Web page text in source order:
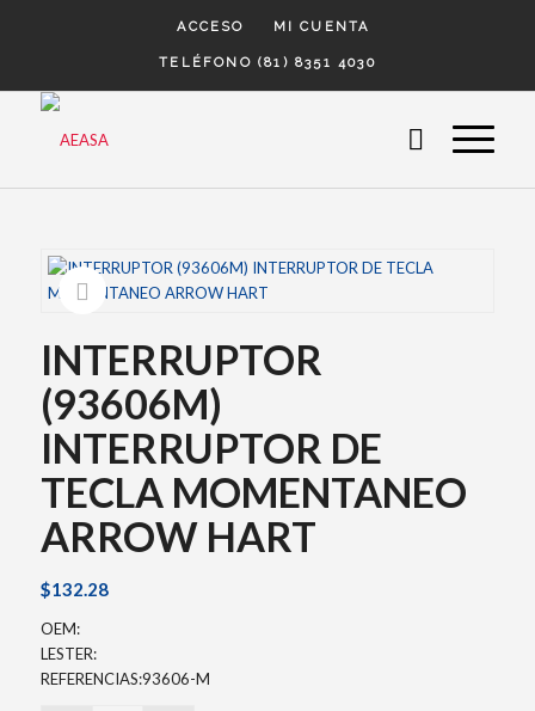
ACCESO MI CUENTA
TELÉFONO (81) 8351 4030
INTERRUPTOR
(93606M)
INTERRUPTOR DE
TECLA MOMENTANEO
ARROW HART
$132.28
OEM:
LESTER:
REFERENCIAS:93606-M